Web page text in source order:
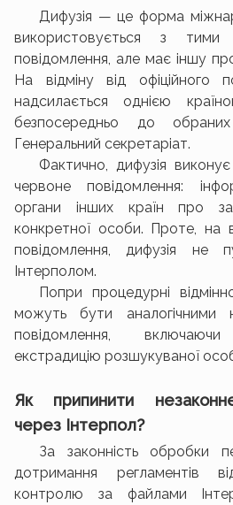
Дифузія — це форма
використовується з
повідомлення, але має іншу
На відміну від офіційного
надсилається однією
безпосередньо до
Генеральний секретаріат.
Фактично, дифузія
червоне повідомлення:
органи інших країн про
конкретної особи. Проте, на
повідомлення, дифузія не
Інтерполом.
Попри процедурні
можуть бути аналогічними
повідомлення,
екстрадицію розшукуваної
Як припинити
через Інтерпол?
За законність обробки
дотримання регламентів
контролю за файлами